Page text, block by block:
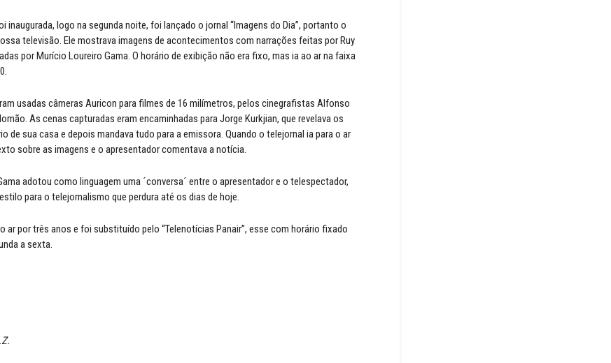
inaugurada, logo na segunda noite, foi lançado o jornal “Imagens do Dia”, portanto o
televisão. Ele mostrava imagens de acontecimentos com narrações feitas por Ruy
por Murício Loureiro Gama. O horário de exibição não era fixo, mas ia ao ar na faixa
usadas câmeras Auricon para filmes de 16 milímetros, pelos cinegrafistas Alfonso
As cenas capturadas eram encaminhadas para Jorge Kurkjian, que revelava os
de sua casa e depois mandava tudo para a emissora. Quando o telejornal ia para o ar
sobre as imagens e o apresentador comentava a notícia.
adotou como linguagem uma ´conversa´ entre o apresentador e o telespectador,
para o telejornalismo que perdura até os dias de hoje.
ar por três anos e foi substituído pelo “Telenotícias Panair”, esse com horário fixado
a sexta.